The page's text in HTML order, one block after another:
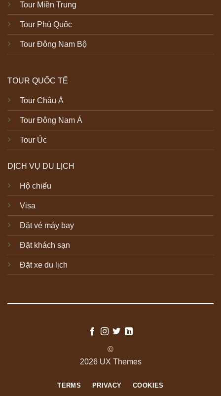
Tour Miền Trung
Tour Phú Quốc
Tour Đông Nam Bộ
TOUR QUỐC TẾ
Tour Châu Á
Tour Đông Nam Á
Tour Úc
DỊCH VỤ DU LỊCH
Hộ chiếu
Visa
Đặt vé máy bay
Đặt khách sạn
Đặt xe du lịch
©
2026 UX Themes
TERMS PRIVACY COOKIES